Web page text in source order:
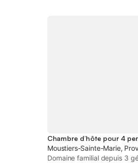
Moustiers-Sainte-Marie,
Domaine familial depuis 3